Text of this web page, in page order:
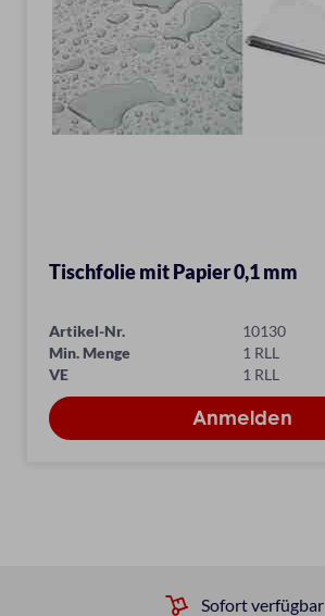
Tischfolie mit Papier 0,1 mm
Artikel-Nr.
10130
Min. Menge
1 RLL
VE
1 RLL
Sofort verfügbar